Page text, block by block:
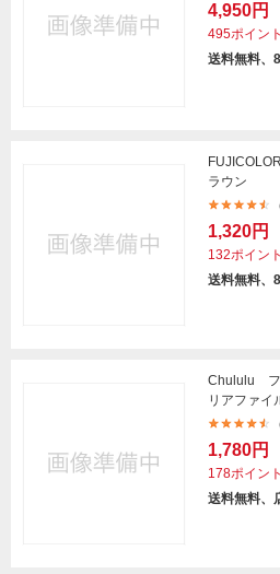
4,950円
495ポイント
送料無料、
ラウン
1,320円
132ポイント
送料無料、
Chululu フ
リアファイ
1,780円
178ポイント
送料無料、